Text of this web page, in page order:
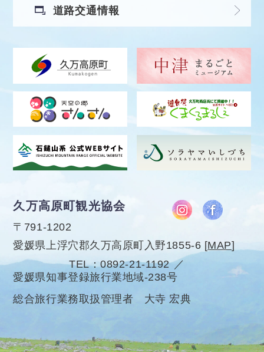
道路交通情報
久万高原町観光協会
〒791-1202
愛媛県上浮穴郡久万高原町入野1855-6 [MAP]
TEL
0892-21-1192
愛媛県知事登録旅行業地域-238号
総合旅行業務取扱管理者 大寺 宏典